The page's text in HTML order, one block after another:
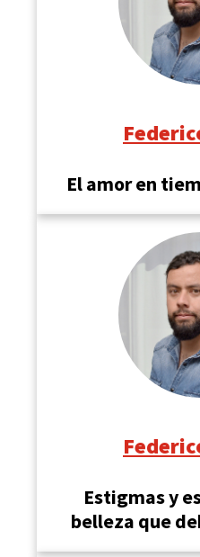
El amor en
Estigmas y
belleza que